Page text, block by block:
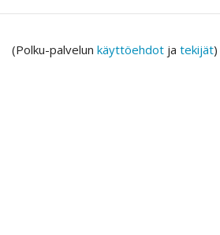
(Polku-palvelun käyttöehdot ja tekijät)